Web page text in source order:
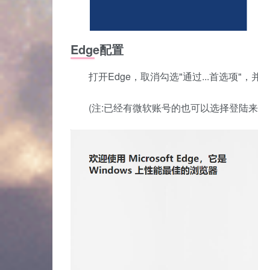
Edge配置
打开Edge，取消勾选"通过...首选项"，
(注:已经有微软账号的也可以选择登陆